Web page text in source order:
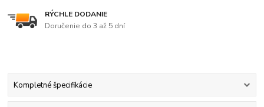
RÝCHLE DODANIE
Doručenie do 3 až 5 dní
Kompletné špecifikácie